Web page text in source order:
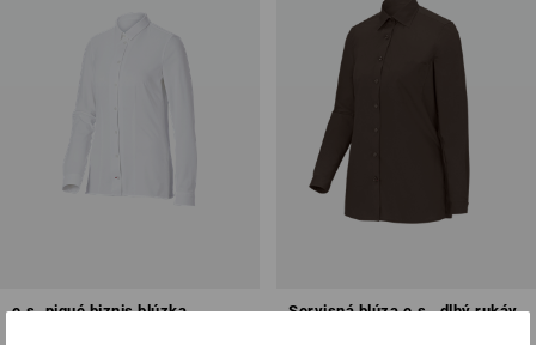
e.s. piqué biznis blúzka Servisná blúza e.s., dlhý rukáv